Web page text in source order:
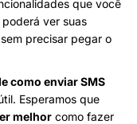
que você
ver suas
precisar pegar o
como enviar SMS
Esperamos que
melhor como fazer